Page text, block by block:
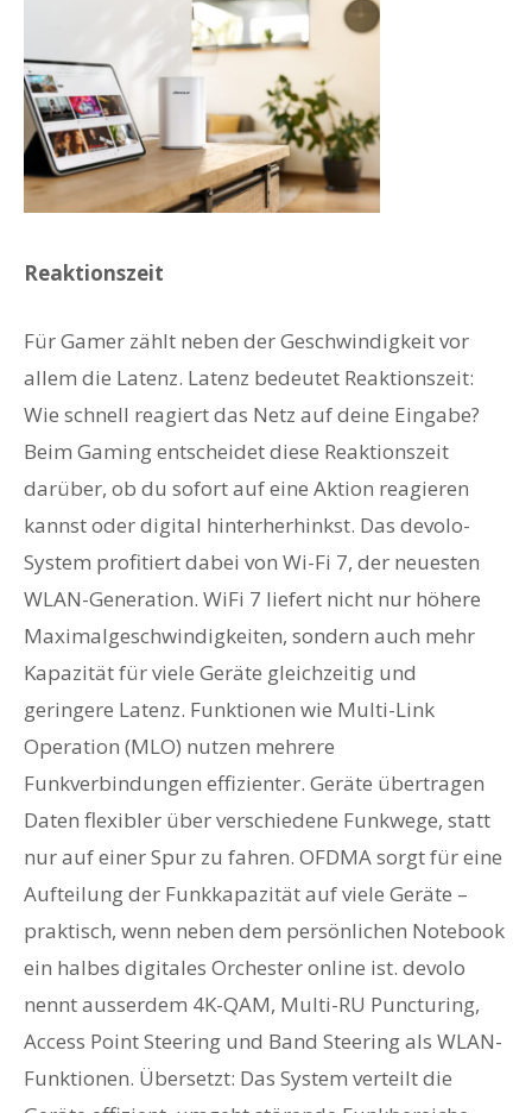
Reaktionszeit
Für Gamer zählt neben der Geschwindigkeit vor
allem die Latenz. Latenz bedeutet Reaktionszeit:
Wie schnell reagiert das Netz auf deine Eingabe?
Beim Gaming entscheidet diese Reaktionszeit
darüber, ob du sofort auf eine Aktion reagieren
kannst oder digital hinterherhinkst. Das devolo-
System profitiert dabei von Wi-Fi 7, der neuesten
WLAN-Generation. WiFi 7 liefert nicht nur höhere
Maximalgeschwindigkeiten, sondern auch mehr
Kapazität für viele Geräte gleichzeitig und
geringere Latenz. Funktionen wie Multi-Link
Operation (MLO) nutzen mehrere
Funkverbindungen effizienter. Geräte übertragen
Daten flexibler über verschiedene Funkwege, statt
nur auf einer Spur zu fahren. OFDMA sorgt für eine
Aufteilung der Funkkapazität auf viele Geräte –
praktisch, wenn neben dem persönlichen Notebook
ein halbes digitales Orchester online ist. devolo
nennt ausserdem 4K-QAM, Multi-RU Puncturing,
Access Point Steering und Band Steering als WLAN-
Funktionen. Übersetzt: Das System verteilt die